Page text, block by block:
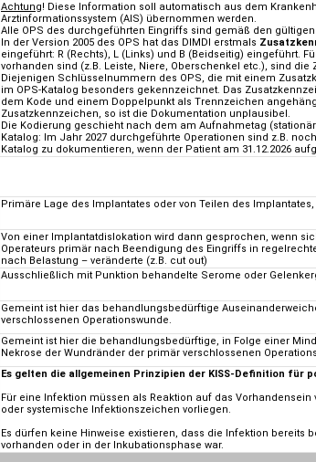
Achtung! Diese Information soll automatisch aus dem
Arztinformationssystem (AIS) übernommen werden.
Alle OPS des durchgeführten Eingriffs sind gemäß den
In der Version 2005 des OPS hat das DIMDI erstmals
eingeführt: R (Rechts), L (Links) und B (Beidseitig) eingeführt.
vorhanden sind (z.B. Leiste, Niere, Oberschenkel etc.), sind die
Diejenigen Schlüsselnummern des OPS, die mit einem
im OPS-Katalog besonders gekennzeichnet. Das
dem Kode und einem Doppelpunkt als Trennzeichen
Zusatzkennzeichen, so ist die Dokumentation unplausibel.
Die Kodierung geschieht nach dem am Aufnahmetag
Katalog: Im Jahr 2027 durchgeführte Operationen sind z.B.
Katalog zu dokumentieren, wenn der Patient am 31.12.2026
Primäre Lage des Implantates oder von Teilen des
Von einer Implantatdislokation wird dann gesprochen, wenn
Operateurs primär nach Beendigung des Eingriffs in
nach Belastung – veränderte (z.B. cut out)
Ausschließlich mit Punktion behandelte Serome oder
Gemeint ist hier das behandlungsbedürftige
verschlossenen Operationswunde.
Gemeint ist hier die behandlungsbedürftige, in Folge einer
Nekrose der Wundränder der primär verschlossenen
Es gelten die allgemeinen Prinzipien der KISS-Definition für
Für eine Infektion müssen als Reaktion auf das
oder systemische Infektionszeichen vorliegen.
Es dürfen keine Hinweise existieren, dass die Infektion bereits
vorhanden oder in der Inkubationsphase war.